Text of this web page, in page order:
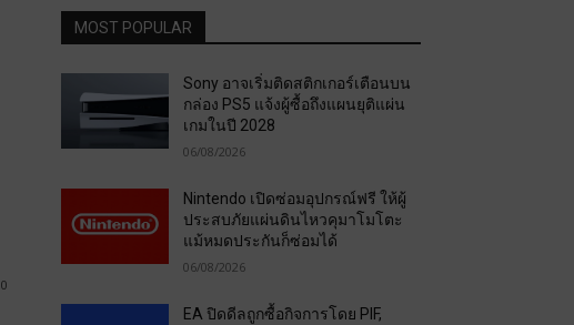
0
MOST POPULAR
Sony อาจเริ่มติดสติกเกอร์เตือนบน
กล่อง PS5 แจ้งผู้ซื้อถึงแผนยุติแผ่น
เกมในปี 2028
06/08/2026
Nintendo เปิดซ่อมอุปกรณ์ฟรี ให้ผู้
ประสบภัยแผ่นดินไหวคุมาโมโตะ
แม้หมดประกันก็ซ่อมได้
06/08/2026
EA ปิดดีลถูกซื้อกิจการโดย PIF,